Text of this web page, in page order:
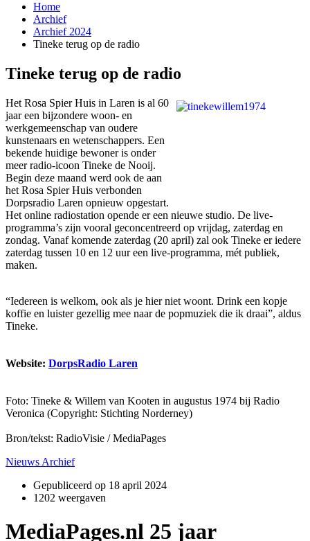
Home
Archief
Archief 2024
Tineke terug op de radio
Tineke terug op de radio
Het Rosa Spier Huis in Laren is al 60
jaar een bijzondere woon- en
werkgemeenschap van oudere
kunstenaars en wetenschappers. Een
bekende huidige bewoner is onder
meer radio-icoon Tineke de Nooij.
Begin deze maand werd ook de aan
het Rosa Spier Huis verbonden
Dorpsradio Laren opnieuw opgestart.
Het online radiostation opende er een nieuwe studio. De live-
programma’s zijn vooral geconcentreerd op vrijdag, zaterdag en
zondag. Vanaf komende zaterdag (20 april) zal ook Tineke er iedere
zaterdag tussen 10 en 12 uur een live-programma, mét publiek,
maken.
“Iedereen is welkom, ook als je hier niet woont. Drink een kopje
koffie en luister gezellig mee naar de popmuziek die ik draai”, aldus
Tineke.
Website: DorpsRadio Laren
Foto: Tineke & Willem van Kooten in augustus 1974 bij Radio
Veronica (Copyright: Stichting Norderney)
Bron/tekst: RadioVisie / MediaPages
Nieuws Archief
Gepubliceerd op 18 april 2024
1202 weergaven
MediaPages.nl 25 jaar